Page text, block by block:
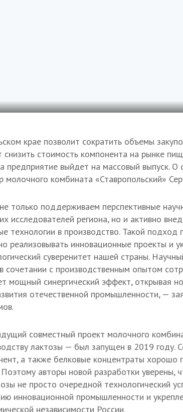
крае позволит сократить объемы
стоимость компонента на рынке
предприятие выйдет на массовый выпуск. О
молочного комбината «Ставропольский»
только поддерживаем перспективные
исследователей региона, но и активно
технологии в производство. Такой подход
реализовывать инновационные проекты и
суверенитет нашей страны.
сочетании с производственным опытом
мощный синергический эффект, открывая
отечественной промышленности, —
совместный проект молочного
лактозы — был запущен в 2019 году.
а также белковые концентраты хорошо
авторы новой разработки уверены,
не просто очередной технологический
инновационной промышленности и
независимости России.